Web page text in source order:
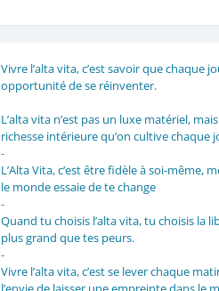
Vivre l’alta vita, c’est savoir que chaque
opportunité de se réinventer.
L’alta vita n’est pas un luxe matériel,
richesse intérieure qu’on cultive chaque
-
L’Alta Vita, c’est être fidèle à soi-même,
le monde essaie de te change
-
Quand tu choisis l’alta vita, tu choisis la
plus grand que tes peurs.
-
Vivre l’alta vita, c’est se lever chaque